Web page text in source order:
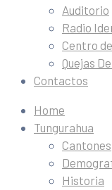
Auditorio
Radio
Centro
Quejas
Contactos
Home
Tungurahua
Cantones
Historia